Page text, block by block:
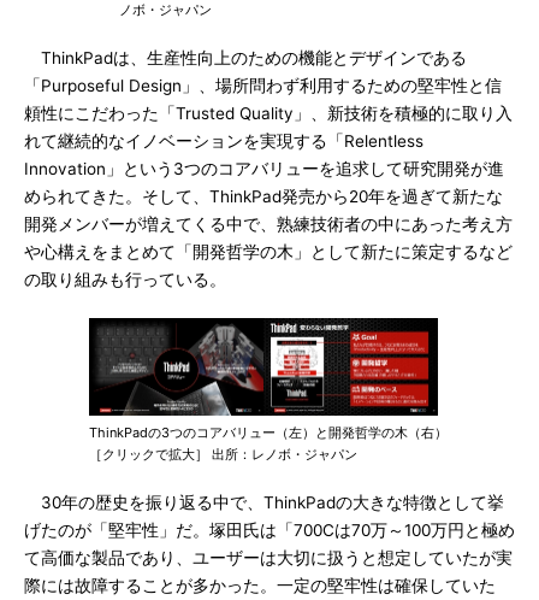
ノボ・ジャパン
ThinkPadは、生産性向上のための機能とデザインである
「Purposeful Design」、場所問わず利用するための堅牢性と信
頼性にこだわった「Trusted Quality」、新技術を積極的に取り入
れて継続的なイノベーションを実現する「Relentless
Innovation」という3つのコアバリューを追求して研究開発が進
められてきた。そして、ThinkPad発売から20年を過ぎて新たな
開発メンバーが増えてくる中で、熟練技術者の中にあった考え方
や心構えをまとめて「開発哲学の木」として新たに策定するなど
の取り組みも行っている。
ThinkPadの3つのコアバリュー（左）と開発哲学の木（右）
［クリックで拡大］ 出所：レノボ・ジャパン
30年の歴史を振り返る中で、ThinkPadの大きな特徴として挙
げたのが「堅牢性」だ。塚田氏は「700Cは70万～100万円と極め
て高価な製品であり、ユーザーは大切に扱うと想定していたが実
際には故障することが多かった。一定の堅牢性は確保していた